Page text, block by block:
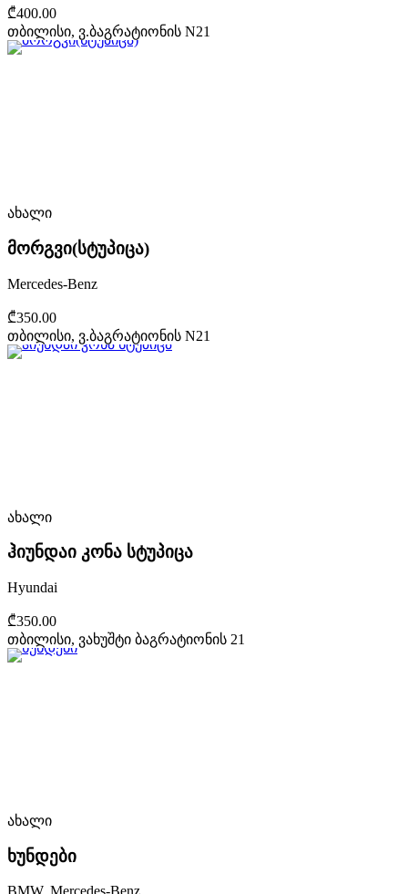
₾400.00
თბილისი, ვ.ბაგრატიონის N21
ახალი
მორგვი(სტუპიცა)
Mercedes-Benz
₾350.00
თბილისი, ვ.ბაგრატიონის N21
ახალი
ჰიუნდაი კონა სტუპიცა
Hyundai
₾350.00
თბილისი, ვახუშტი ბაგრატიონის 21
ახალი
ხუნდები